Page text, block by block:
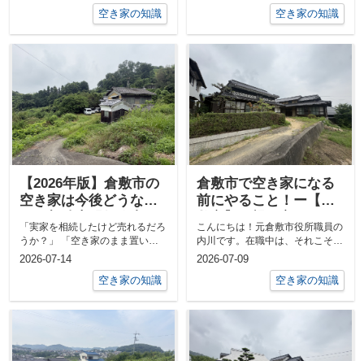
空き家の知識
空き家の知識
【2026年版】倉敷市の
空き家は今後どうな
士・不動産業者がエリ
ア別に徹底解説
「実家を相続したけど売れるだろ
うか？」 「空き家のまま置いて
いても大丈夫？」 この質問を、
2026-07-14
空き家の知識
倉敷市で空き家になる
前にやること！ー【倉
前にやることー
こんにちは！元倉敷市役所職員の
内川です。在職中は、それこそ道
路管理課や耕地水路課の窓口など
2026-07-09
空き家の知識